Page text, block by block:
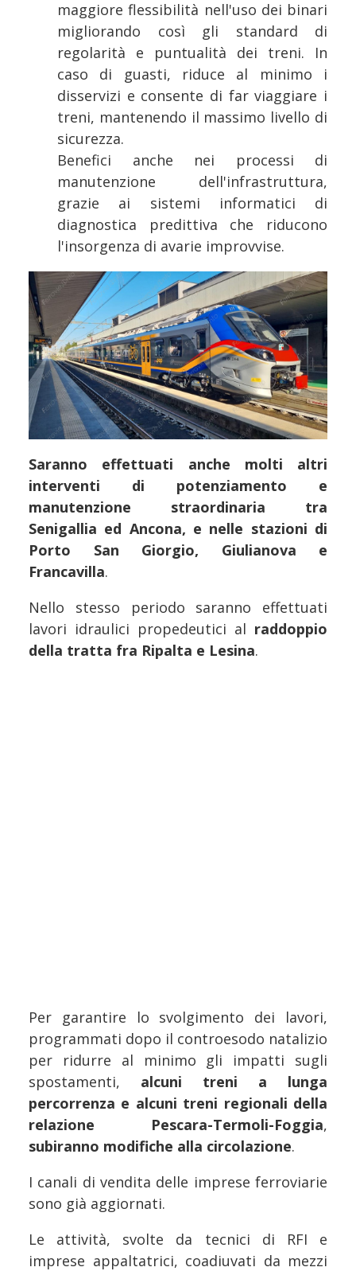
maggiore flessibilità nell'uso dei binari
migliorando così gli standard di
regolarità e puntualità dei treni. In
caso di guasti, riduce al minimo i
disservizi e consente di far viaggiare i
treni, mantenendo il massimo livello di
sicurezza.
Benefici anche nei processi di
manutenzione dell'infrastruttura,
grazie ai sistemi informatici di
diagnostica predittiva che riducono
l'insorgenza di avarie improvvise.
Saranno effettuati anche molti altri
interventi di potenziamento e
manutenzione straordinaria tra
Senigallia ed Ancona, e nelle stazioni di
Porto San Giorgio, Giulianova e
Francavilla.
Nello stesso periodo saranno effettuati
lavori idraulici propedeutici al raddoppio
della tratta fra Ripalta e Lesina.
Per garantire lo svolgimento dei lavori,
programmati dopo il controesodo natalizio
per ridurre al minimo gli impatti sugli
spostamenti, alcuni treni a lunga
percorrenza e alcuni treni regionali della
relazione Pescara-Termoli-Foggia,
subiranno modifiche alla circolazione.
I canali di vendita delle imprese ferroviarie
sono già aggiornati.
Le attività, svolte da tecnici di RFI e
imprese appaltatrici, coadiuvati da mezzi